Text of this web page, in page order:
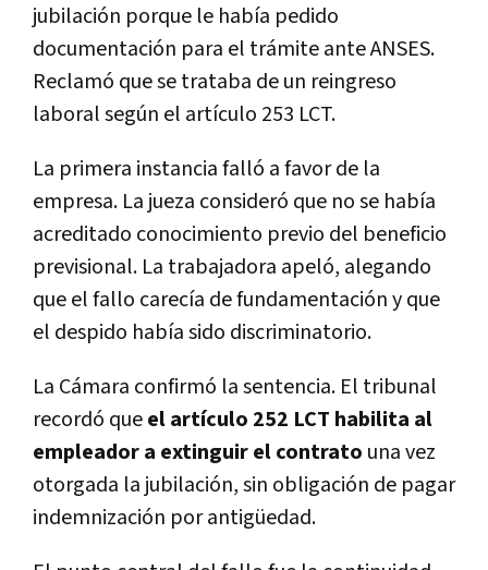
jubilación porque le había pedido
documentación para el trámite ante ANSES.
Reclamó que se trataba de un reingreso
laboral según el artículo 253 LCT.
La primera instancia falló a favor de la
empresa. La jueza consideró que no se había
acreditado conocimiento previo del beneficio
previsional. La trabajadora apeló, alegando
que el fallo carecía de fundamentación y que
el despido había sido discriminatorio.
La Cámara confirmó la sentencia. El tribunal
recordó queel artículo 252 LCT habilita al
empleador a extinguir el contrato una vez
otorgada la jubilación, sin obligación de pagar
indemnización por antigüedad.